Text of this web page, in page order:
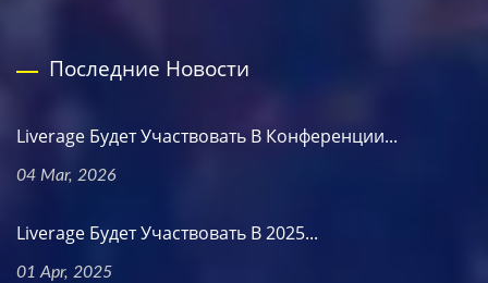
Последние Новости
Liverage Будет Участвовать В Конференции...
04 Mar, 2026
Liverage Будет Участвовать В 2025...
01 Apr, 2025